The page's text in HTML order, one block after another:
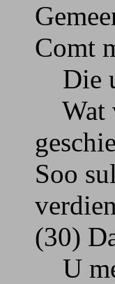
Comt
Die
Wat
Soo
(30)
U